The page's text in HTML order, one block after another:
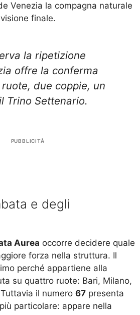
Venezia la compagna naturale
finale.
la ripetizione
offre la conferma
due coppie, un
Trino Settenario.
PUBBLICITÀ
e degli
Aurea occorre decidere quale
forza nella struttura. Il
perché appartiene alla
su quattro ruote: Bari, Milano,
il numero 67 presenta
particolare: appare nella